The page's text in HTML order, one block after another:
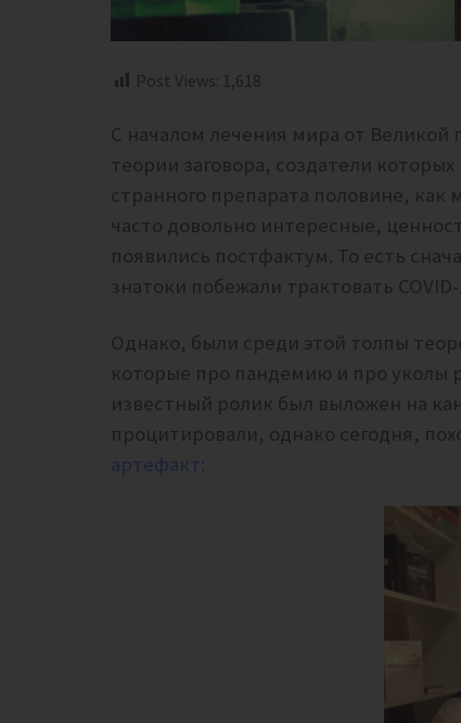
Post Views: 1,618
С началом лечения мира от
теории заговора, создатели
странного препарата половине,
часто довольно интересные,
появились постфактум. То есть
знатоки побежали трактовать COVID-
Однако, были среди этой толпы
которые про пандемию и про уколы
известный ролик был выложен на
процитировали, однако сегодня,
артефакт: